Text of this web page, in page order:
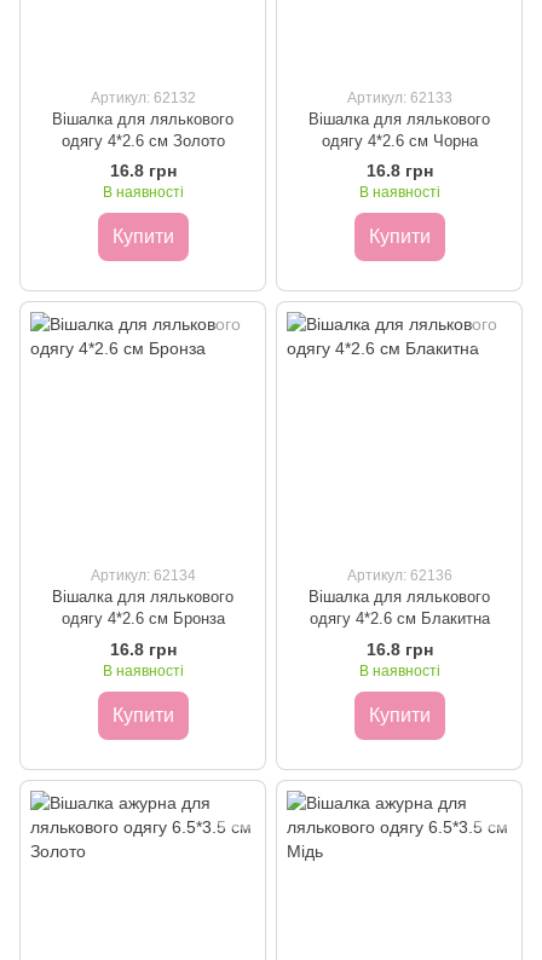
Артикул: 62132
Вішалка для лялькового
одягу 4*2.6 см Золото
16.8 грн
В наявності
Купити
Артикул: 62133
Вішалка для лялькового
одягу 4*2.6 см Чорна
16.8 грн
В наявності
Купити
Артикул: 62134
Вішалка для лялькового
одягу 4*2.6 см Бронза
16.8 грн
В наявності
Купити
Артикул: 62136
Вішалка для лялькового
одягу 4*2.6 см Блакитна
16.8 грн
В наявності
Купити